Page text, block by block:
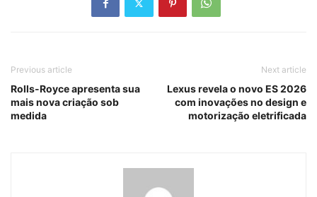
Previous article
Rolls-Royce apresenta sua
mais nova criação sob
medida
Next article
Lexus revela o novo ES 2026
com inovações no design e
motorização eletrificada